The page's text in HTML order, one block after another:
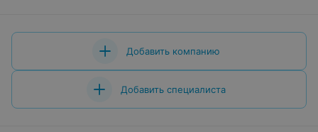
Добавить компанию
Добавить специалиста